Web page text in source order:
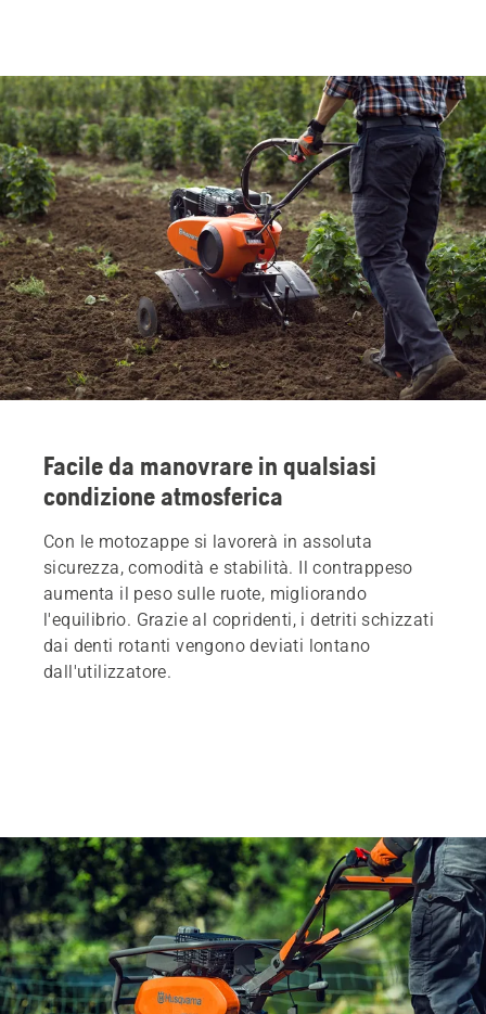
Facile da manovrare in qualsiasi
condizione atmosferica
Con le motozappe si lavorerà in assoluta
sicurezza, comodità e stabilità. Il contrappeso
aumenta il peso sulle ruote, migliorando
l'equilibrio. Grazie al copridenti, i detriti schizzati
dai denti rotanti vengono deviati lontano
dall'utilizzatore.